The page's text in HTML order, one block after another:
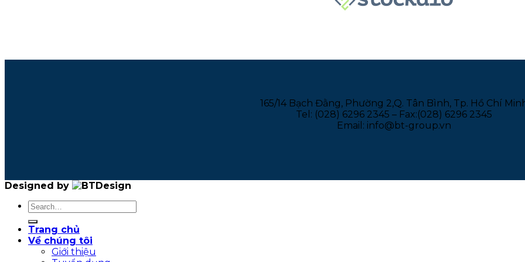
165/14 Bạch Đằng, Phường 2,Q. Tân Bình, Tp. Hồ Chí
Tel: (028) 6296 2345 – Fax:(028) 6296 2345
Email: info@bt-group.vn
Designed by
Trang chủ
Về chúng tôi
Giới thiệu